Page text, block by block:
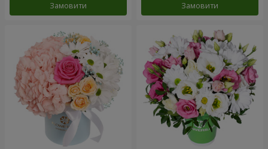
Замовити Замовити